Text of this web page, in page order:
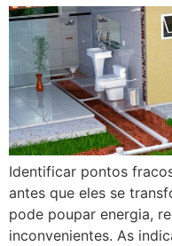
Identificar pontos
antes que eles se
pode poupar energia,
inconvenientes. As